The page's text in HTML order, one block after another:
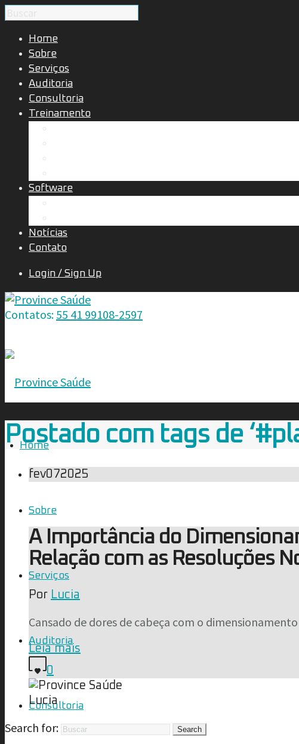
Home
Sobre
Serviços
Auditoria
Consultoria
Treinamento
Software
Notícias
Contato
Login / Sign Up
Contatos: 55 41 99108-2597
Home
Sobre
Serviços
Auditoria
Consultoria
Postado com tags de
fev072025
A Importância do
Relação com as Resoluções
Por Lucia
Cansado de dores de cabeça com o
Leia mais
0
Lucia
Search for: